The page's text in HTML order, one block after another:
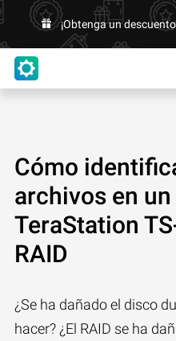
¡Obtenga un
Cómo
archivos en
TeraStation
RAID
¿Se ha dañado el disco
hacer? ¿El RAID se ha